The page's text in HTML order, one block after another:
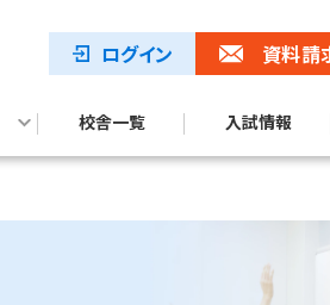
ログイン 資料請
校舎一覧 入試情報